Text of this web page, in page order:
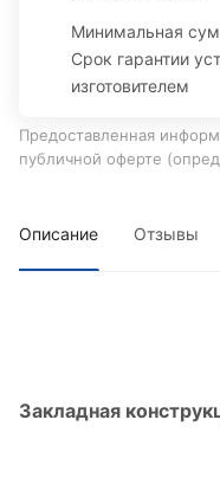
Минимальная
Срок гарантии
изготовителем
Предоставленная
публичной оферте
Описание Отзывы
Закладная